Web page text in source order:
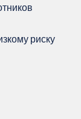
риску